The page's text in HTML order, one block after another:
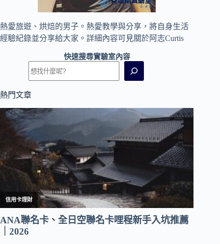
熱愛旅遊、烘焙的男子。熱愛教學與分享，將自身生活
經驗紀錄並分享給大家。詳細內容可見關於阿志Curtis
快速搜尋實驗室內容
熱門文章